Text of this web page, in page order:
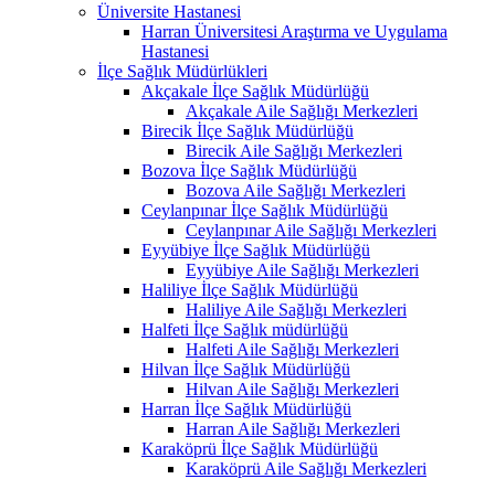
Üniversite Hastanesi
Harran Üniversitesi Araştırma ve Uygulama
Hastanesi
İlçe Sağlık Müdürlükleri
Akçakale İlçe Sağlık Müdürlüğü
Akçakale Aile Sağlığı Merkezleri
Birecik İlçe Sağlık Müdürlüğü
Birecik Aile Sağlığı Merkezleri
Bozova İlçe Sağlık Müdürlüğü
Bozova Aile Sağlığı Merkezleri
Ceylanpınar İlçe Sağlık Müdürlüğü
Ceylanpınar Aile Sağlığı Merkezleri
Eyyübiye İlçe Sağlık Müdürlüğü
Eyyübiye Aile Sağlığı Merkezleri
Haliliye İlçe Sağlık Müdürlüğü
Haliliye Aile Sağlığı Merkezleri
Halfeti İlçe Sağlık müdürlüğü
Halfeti Aile Sağlığı Merkezleri
Hilvan İlçe Sağlık Müdürlüğü
Hilvan Aile Sağlığı Merkezleri
Harran İlçe Sağlık Müdürlüğü
Harran Aile Sağlığı Merkezleri
Karaköprü İlçe Sağlık Müdürlüğü
Karaköprü Aile Sağlığı Merkezleri